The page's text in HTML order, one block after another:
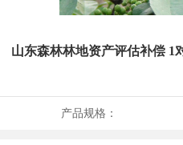
山东森林林地资产评估补偿 1
产品规格：